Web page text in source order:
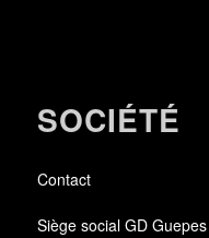
SOCIÉTÉ
Contact
Siège social GD Guepes